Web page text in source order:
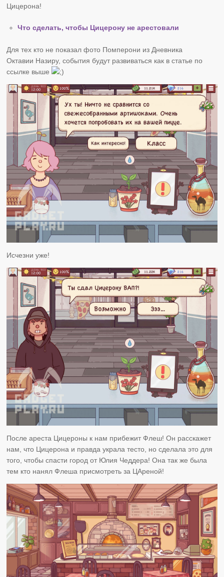
Цицерона!
Что сделать, чтобы Цицерону не арестовали
Для тех кто не показал фото Помперони из Дневника
Октавии Назиру, события будут развиваться как в статье по
ссылке выше
Исчезни уже!
После ареста Цицероны к нам прибежит Флеш! Он расскажет
нам, что Цицерона и правда украла тесто, но сделала это для
того, чтобы спасти город от Юлия Чеддера! Она так же была
тем кто нанял Флеша присмотреть за ЦАреной!